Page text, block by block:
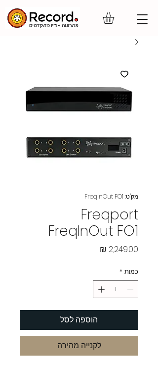
מק"ט: FreqInOut FO1
Freqport
FreqInOut FO1
כמות *
הוספה לסל
לקנייה מהירה